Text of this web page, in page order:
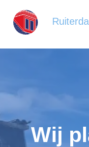
Wij